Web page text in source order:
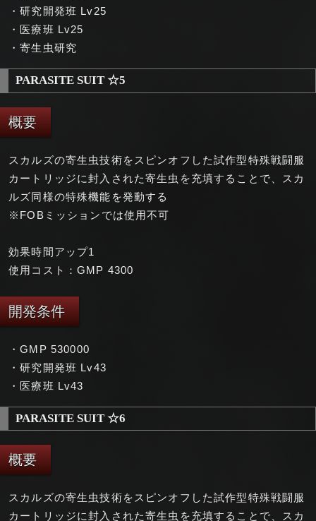
・研究開発班 Lv25
・医療班 Lv25
・寄生虫研究
PARASITE SUIT ☆5
概要
スカルズの寄生虫技術をスピンオフした試作型特殊戦闘服
カートリッジに封入された寄生虫を充填することで、スカ
ルズ同様の特殊機能を発動する
※FOBミッションでは使用不可
効果時間アップ1
使用コスト：GMP 4300
開発条件
・GMP 530000
・研究開発班 Lv43
・医療班 Lv43
PARASITE SUIT ☆6
概要
スカルズの寄生虫技術をスピンオフした試作型特殊戦闘服
カートリッジに封入された寄生虫を充填することで、スカ